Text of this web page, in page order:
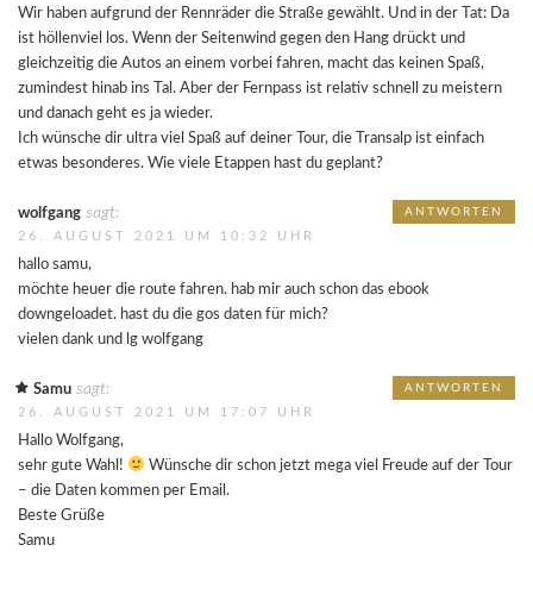
Wir haben aufgrund der Rennräder die Straße gewählt. Und in der Tat: Da
ist höllenviel los. Wenn der Seitenwind gegen den Hang drückt und
gleichzeitig die Autos an einem vorbei fahren, macht das keinen Spaß,
zumindest hinab ins Tal. Aber der Fernpass ist relativ schnell zu meistern
und danach geht es ja wieder.
Ich wünsche dir ultra viel Spaß auf deiner Tour, die Transalp ist einfach
etwas besonderes. Wie viele Etappen hast du geplant?
wolfgang sagt:
26. AUGUST 2021 UM 10:32 UHR
hallo samu,
möchte heuer die route fahren. hab mir auch schon das ebook
downgeloadet. hast du die gos daten für mich?
vielen dank und lg wolfgang
ANTWORTEN
Samu sagt:
26. AUGUST 2021 UM 17:07 UHR
Hallo Wolfgang,
sehr gute Wahl!
Wünsche dir schon jetzt mega viel Freude auf der Tour
– die Daten kommen per Email.
Beste Grüße
Samu
ANTWORTEN